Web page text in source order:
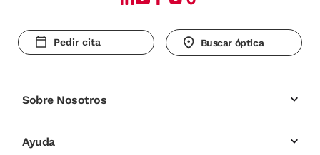
Pedir cita Buscar óptica
Sobre Nosotros
Ayuda